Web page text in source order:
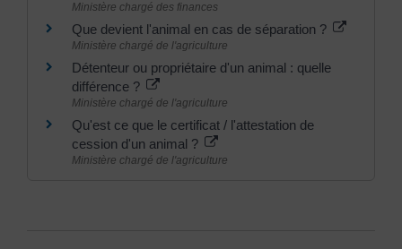
Ministère chargé des finances
Que devient l'animal en cas de séparation ?
Ministère chargé de l'agriculture
Détenteur ou propriétaire d'un animal : quelle
différence ?
Ministère chargé de l'agriculture
Qu'est ce que le certificat / l'attestation de
cession d'un animal ?
Ministère chargé de l'agriculture